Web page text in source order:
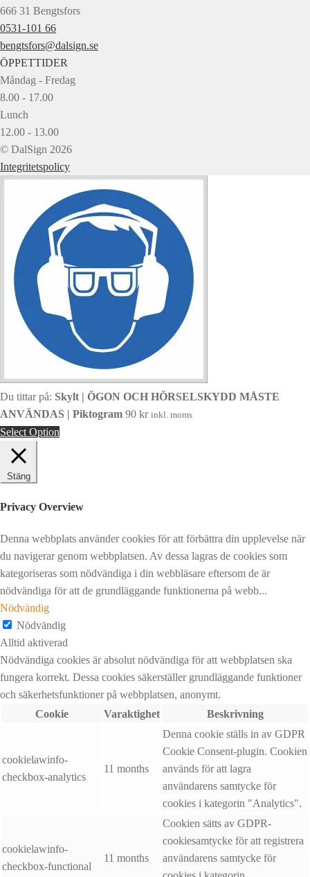
666 31 Bengtsfors
0531-101 66
bengtsfors@dalsign.se
ÖPPETTIDER
Måndag - Fredag
8.00 - 17.00
Lunch
12.00 - 13.00
© DalSign 2026
Integritetspolicy
Du tittar på: Skylt | ÖGON OCH HÖRSELSKYDD MÅSTE
ANVÄNDAS | Piktogram 90 kr inkl. moms
Select Option
Stäng
Privacy Overview
Denna webbplats använder cookies för att förbättra din upplevelse när
du navigerar genom webbplatsen. Av dessa lagras de cookies som
kategoriseras som nödvändiga i din webbläsare eftersom de är
nödvändiga för att de grundläggande funktionerna på webb...
Nödvändig
Nödvändig
Alltid aktiverad
Nödvändiga cookies är absolut nödvändiga för att webbplatsen ska
fungera korrekt. Dessa cookies säkerställer grundläggande funktioner
och säkerhetsfunktioner på webbplatsen, anonymt.
Cookie
Varaktighet Beskrivning
cookielawinfo-
checkbox-analytics
11 months
Denna cookie ställs in av GDPR
Cookie Consent-plugin. Cookien
används för att lagra
användarens samtycke för
cookies i kategorin "Analytics".
cookielawinfo-
checkbox-functional
11 months
Cookien sätts av GDPR-
cookiesamtycke för att registrera
användarens samtycke för